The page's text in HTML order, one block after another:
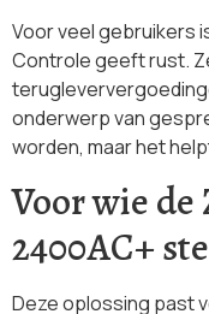
Voor veel gebruikers
Controle geeft rust.
onderwerp van
worden, maar het
Voor wie
2400AC+
Deze oplossing past